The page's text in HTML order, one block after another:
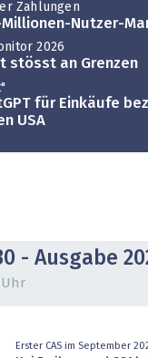
Zahlungen
Nutzer-
2026
stösst an Grenzen
für Einkäufe
USA
- Ausgabe
Uhr
Erster CAS im September